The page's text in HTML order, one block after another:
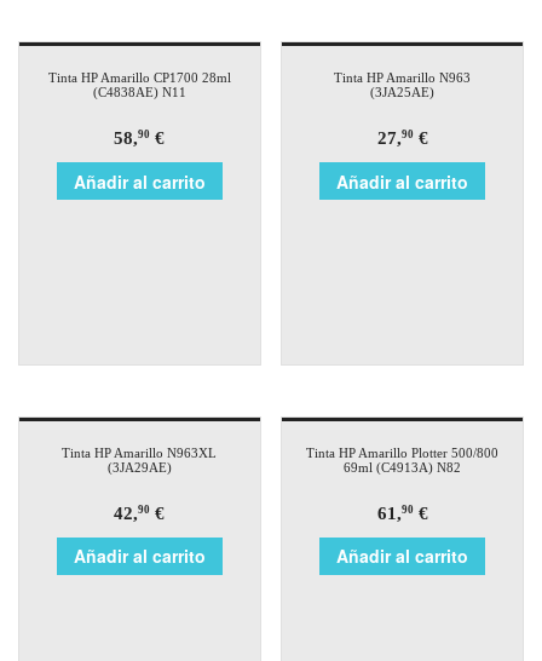
Tinta HP Amarillo CP1700 28ml
(C4838AE) N11
58,90 €
Añadir al carrito
Tinta HP Amarillo N963
(3JA25AE)
27,90€
Añadir al carrito
Tinta HP Amarillo N963XL
(3JA29AE)
42,90 €
Añadir al carrito
Tinta HP Amarillo Plotter 500/800
69ml (C4913A) N82
61,90€
Añadir al carrito